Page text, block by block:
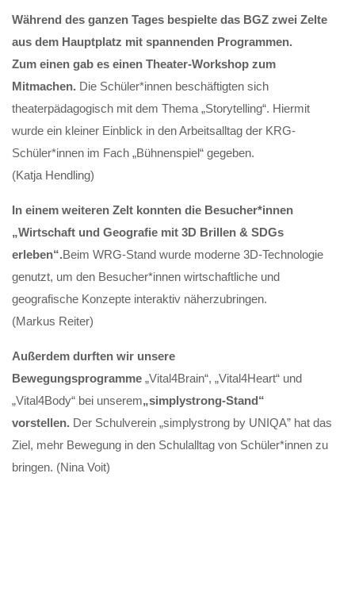
Während des ganzen Tages bespielte das BGZ zwei Zelte
aus dem Hauptplatz mit spannenden Programmen.
Zum einen gab es einen Theater-Workshop zum
Mitmachen. Die Schüler*innen beschäftigten sich
theaterpädagogisch mit dem Thema „Storytelling“. Hiermit
wurde ein kleiner Einblick in den Arbeitsalltag der KRG-
Schüler*innen im Fach „Bühnenspiel“ gegeben.
(Katja Hendling)
In einem weiteren Zelt konnten die Besucher*innen
„Wirtschaft und Geografie mit 3D Brillen & SDGs
erleben“.Beim WRG-Stand wurde moderne 3D-Technologie
genutzt, um den Besucher*innen wirtschaftliche und
geografische Konzepte interaktiv näherzubringen.
(Markus Reiter)
Außerdem durften wir unsere
Bewegungsprogramme „Vital4Brain“, „Vital4Heart“ und
„Vital4Body“ bei unserem„simplystrong-Stand“
vorstellen. Der Schulverein „simplystrong by UNIQA” hat das
Ziel, mehr Bewegung in den Schulalltag von Schüler*innen zu
bringen. (Nina Voit)